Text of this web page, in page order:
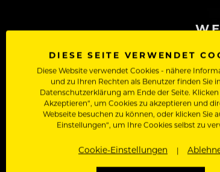
Zugriff auf alle Artikel, Videos &
DIESE SEITE VERWENDET
Diese Website verwendet Cookies - nähere
und zu Ihren Rechten als Benutzer finden Sie
Datenschutzerklärung am Ende der Seite. Klicken
Akzeptieren“, um Cookies zu akzeptieren und
Webseite besuchen zu können, oder klicken Sie
Einstellungen“, um Ihre Cookies selbst zu
Cookie-Einstellungen